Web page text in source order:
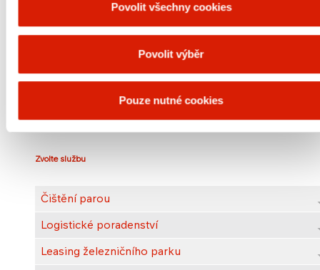
Povolit všechny cookies
Povolit výběr
Pouze nutné cookies
Koks
Sorbenty a kompozitní materiály
Zvolte službu
Čištění parou
Logistické poradenství
Leasing železničního parku